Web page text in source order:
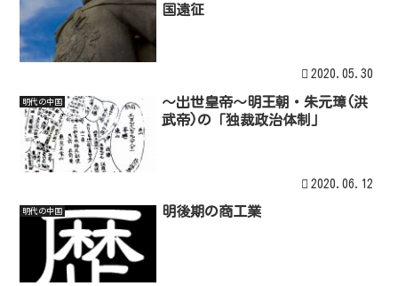
国遠征
2020.05.30
明代の中国
～出世皇帝～明王朝・朱元璋(洪
武帝)の「独裁政治体制」
2020.06.12
明代の中国 明後期の商工業